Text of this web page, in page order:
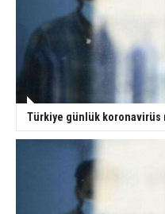
Türkiye günlük koronavirüs